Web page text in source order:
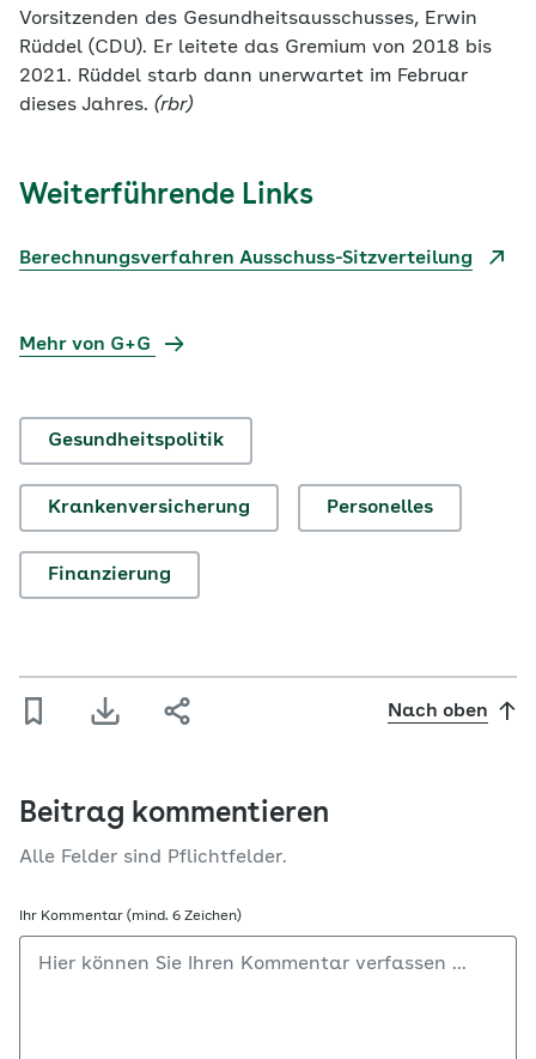
Vorsitzenden des Gesundheitsausschusses, Erwin
Rüddel (CDU). Er leitete das Gremium von 2018 bis
2021. Rüddel starb dann unerwartet im Februar
dieses Jahres. (rbr)
Weiterführende Links
Berechnungsverfahren Ausschuss-Sitzverteilung
Mehr von G+G
Gesundheitspolitik
Krankenversicherung Personelles
Finanzierung
Nach oben
Beitrag kommentieren
Alle Felder sind Pflichtfelder.
Ihr Kommentar (mind. 6 Zeichen)